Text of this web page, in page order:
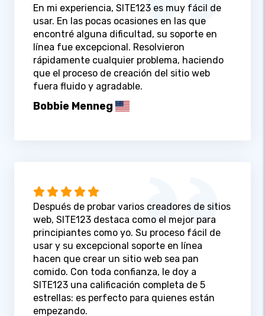
En mi experiencia, SITE123 es muy fácil de
usar. En las pocas ocasiones en las que
encontré alguna dificultad, su soporte en
línea fue excepcional. Resolvieron
rápidamente cualquier problema, haciendo
que el proceso de creación del sitio web
fuera fluido y agradable.
Bobbie Menneg
Después de probar varios creadores de sitios
web, SITE123 destaca como el mejor para
principiantes como yo. Su proceso fácil de
usar y su excepcional soporte en línea
hacen que crear un sitio web sea pan
comido. Con toda confianza, le doy a
SITE123 una calificación completa de 5
estrellas: es perfecto para quienes están
empezando.